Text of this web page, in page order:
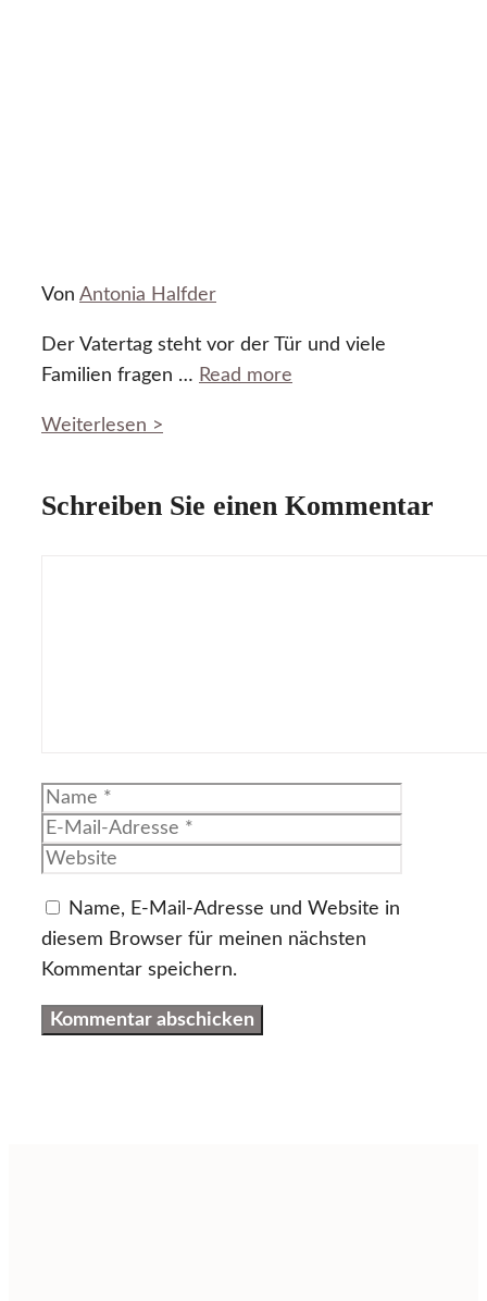
Von Antonia Halfder
Der Vatertag steht vor der Tür und viele
Familien fragen … Read more
Weiterlesen >
Schreiben Sie einen Kommentar
Name
Name, E-Mail-Adresse und Website in
diesem Browser für meinen nächsten
Kommentar speichern.